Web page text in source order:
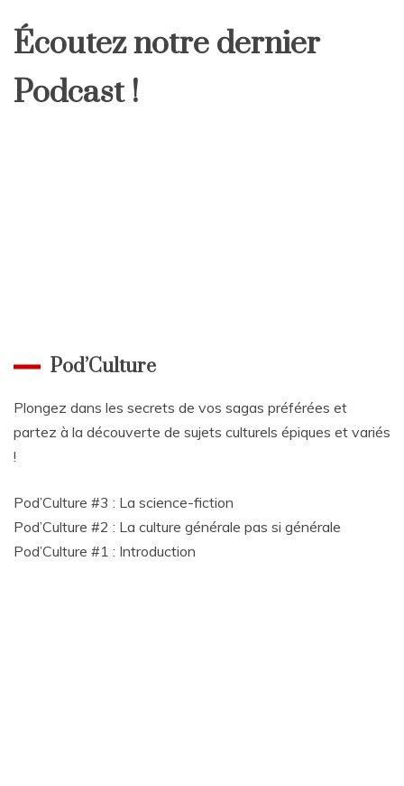
Écoutez notre dernier
Podcast !
Pod’Culture
Plongez dans les secrets de vos sagas préférées et
partez à la découverte de sujets culturels épiques et variés
!
Pod’Culture #3 : La science-fiction
Pod’Culture #2 : La culture générale pas si générale
Pod’Culture #1 : Introduction